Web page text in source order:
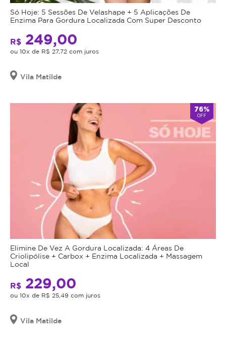
Só Hoje: 5 Sessões De Velashape + 5 Aplicações De
Enzima Para Gordura Localizada Com Super Desconto
R$ 249,00
ou 10x de R$ 27,72 com juros
Vila Matilde
76%
OFF
Elimine De Vez A Gordura Localizada: 4 Áreas De
Criolipólise + Carbox + Enzima Localizada + Massagem
Local
R$ 229,00
ou 10x de R$ 25,49 com juros
Vila Matilde